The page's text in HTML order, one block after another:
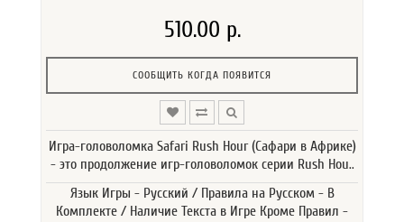
510.00 р.
СООБЩИТЬ КОГДА ПОЯВИТСЯ
Игра-головоломка Safari Rush Hour (Сафари в Африке)
- это продолжение игр-головоломок серии Rush Hou..
Язык Игры - Русский / Правила на Русском - В
Комплекте / Наличие Текста в Игре Кроме Правил -